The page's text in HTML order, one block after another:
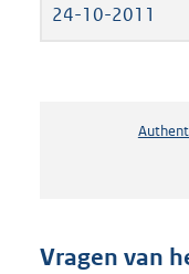
24-10-2011
Vragen van